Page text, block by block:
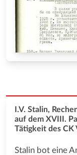
I.V. Stalin,
auf dem XVIII.
Tätigkeit des CK
Stalin bot eine